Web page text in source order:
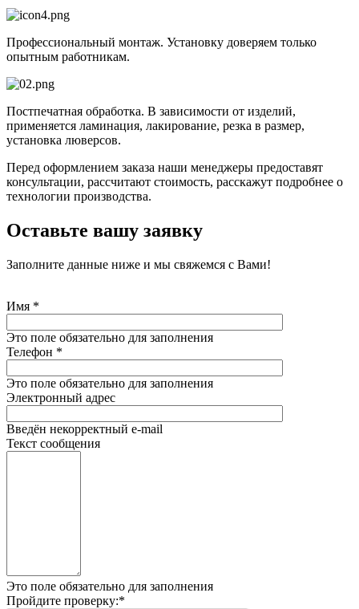
Профессиональный монтаж. Установку доверяем только
опытным работникам.
Постпечатная обработка. В зависимости от изделий,
применяется ламинация, лакирование, резка в размер,
установка люверсов.
Перед оформлением заказа наши менеджеры предоставят
консультации, рассчитают стоимость, расскажут подробнее о
технологии производства.
Оставьте вашу заявку
Заполните данные ниже и мы свяжемся с Вами!
Имя *
Это поле обязательно для заполнения
Телефон *
Это поле обязательно для заполнения
Электронный адрес
Введён некорректный e-mail
Текст сообщения
Это поле обязательно для заполнения
Пройдите проверку:*